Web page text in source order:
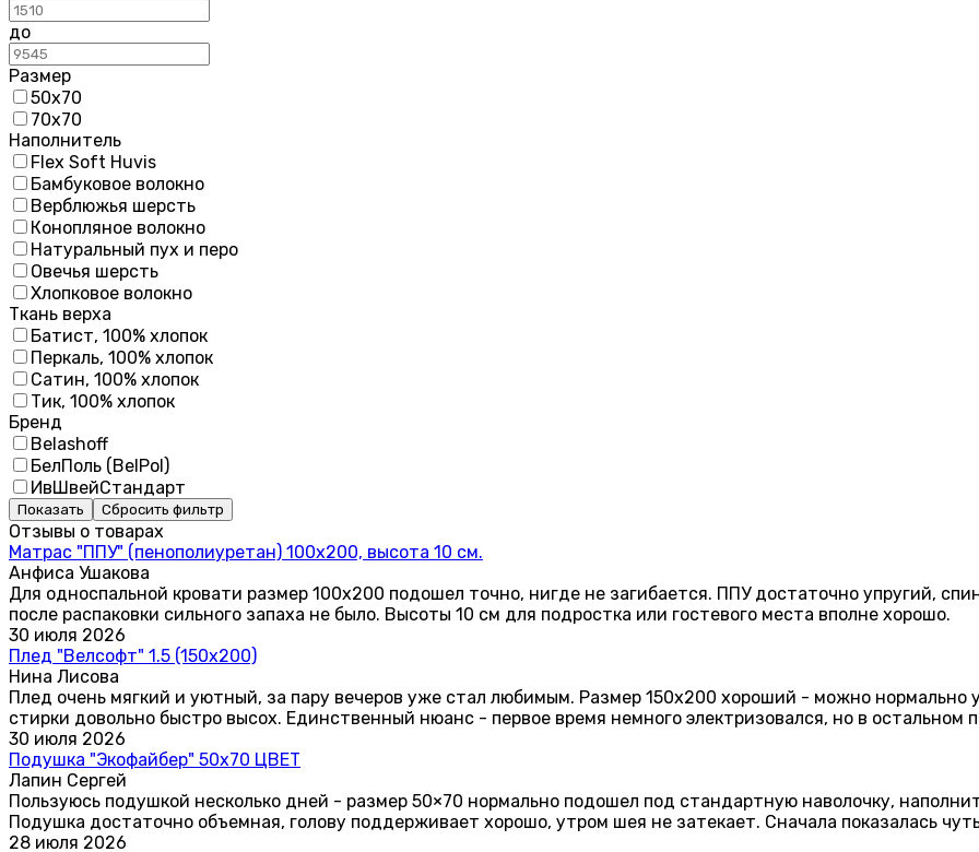
до
Размер
50х70
70х70
Наполнитель
Flex Soft Huvis
Бамбуковое волокно
Верблюжья шерсть
Конопляное волокно
Натуральный пух и перо
Овечья шерсть
Хлопковое волокно
Ткань верха
Батист, 100% хлопок
Перкаль, 100% хлопок
Сатин, 100% хлопок
Тик, 100% хлопок
Бренд
Belashoff
БелПоль (BelPol)
ИвШвейСтандарт
Показать Сбросить фильтр
Отзывы о товарах
Матрас "ППУ" (пенополиуретан) 100х200, высота 10 см.
Анфиса Ушакова
Для односпальной кровати размер 100х200 подошел точно, нигде не загибается. ППУ достаточно упругий,
после распаковки сильного запаха не было. Высоты 10 см для подростка или гостевого места вполне хорошо.
30 июля 2026
Плед "Велсофт" 1.5 (150х200)
Нина Лисова
Плед очень мягкий и уютный, за пару вечеров уже стал любимым. Размер 150х200 хороший - можно нормально
стирки довольно быстро высох. Единственный нюанс - первое время немного электризовался, но в остальном
30 июля 2026
Подушка "Экофайбер" 50х70 ЦВЕТ
Лапин Сергей
Пользуюсь подушкой несколько дней - размер 50×70 нормально подошел под стандартную наволочку,
Подушка достаточно объемная, голову поддерживает хорошо, утром шея не затекает. Cначала показалась
28 июля 2026